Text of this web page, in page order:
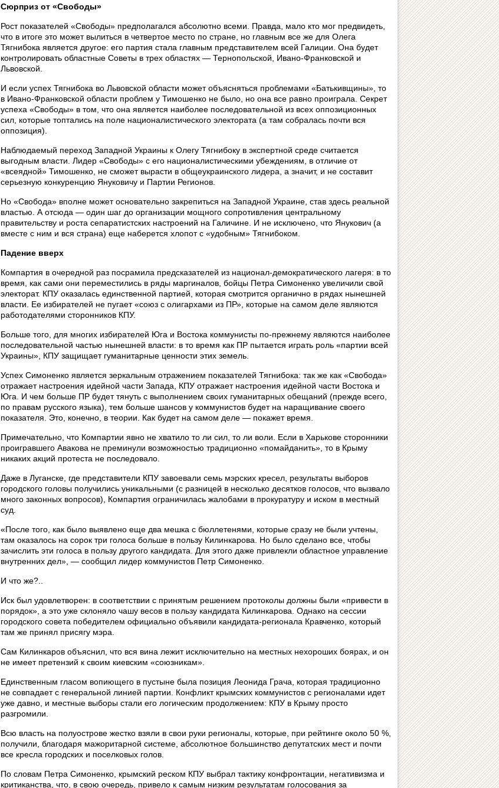
Сюрприз от «Свободы»
Рост показателей «Свободы» предполагался абсолютно всеми. Правда, мало кто мог предвидеть,
что в итоге это может вылиться в четвертое место по стране, но главным все же для Олега
Тягнибока является другое: его партия стала главным представителем всей Галиции. Она будет
контролировать областные Советы в трех областях — Тернопольской, Ивано-Франковской и
Львовской.
И если успех Тягнибока во Львовской области может объясняться проблемами «Батькивщины», то
в Ивано-Франковской области проблем у Тимошенко не было, но она все равно проиграла. Секрет
успеха «Свободы» в том, что она является наиболее последовательной из всех оппозиционных
сил, которые топтались на поле националистического электората (а там собралась почти вся
оппозиция).
Наблюдаемый переход Западной Украины к Олегу Тягнибоку в экспертной среде считается
выгодным власти. Лидер «Свободы» с его националистическими убеждениям, в отличие от
«всеядной» Тимошенко, не сможет вырасти в общеукраинского лидера, а значит, и не составит
серьезную конкуренцию Януковичу и Партии Регионов.
Но «Свобода» вполне может основательно закрепиться на Западной Украине, став здесь реальной
властью. А отсюда — один шаг до организации мощного сопротивления центральному
правительству и роста сепаратистских настроений на Галичине. И не исключено, что Янукович (а
вместе с ним и вся страна) еще наберется хлопот с «удобным» Тягнибоком.
Падение вверх
Компартия в очередной раз посрамила предсказателей из национал‑демократического лагеря: в то
время, как сами они переместились в ряды маргиналов, бойцы Петра Симоненко увеличили свой
электорат. КПУ оказалась единственной партией, которая смотрится органично в рядах нынешней
власти. Ее избирателей не пугает «союз с олигархами из ПР», которые на самом деле являются
работодателями сторонников КПУ.
Больше того, для многих избирателей Юга и Востока коммунисты по‑прежнему являются наиболее
последовательной частью нынешней власти: в то время как ПР пытается играть роль «партии всей
Украины», КПУ защищает гуманитарные ценности этих земель.
Успех Симоненко является зеркальным отражением показателей Тягнибока: так же как «Свобода»
отражает настроения идейной части Запада, КПУ отражает настроения идейной части Востока и
Юга. И чем больше ПР будет тянуть с выполнением своих гуманитарных обещаний (прежде всего,
по правам русского языка), тем больше шансов у коммунистов будет на наращивание своего
показателя. Это, конечно, в теории. Как будет на самом деле — покажет время.
Примечательно, что Компартии явно не хватило то ли сил, то ли воли. Если в Харькове сторонники
проигравшего Авакова не преминули возможностью традиционно «помайданить», то в Крыму
никаких акций протеста не последовало.
Даже в Луганске, где представители КПУ завоевали семь мэрских кресел, результаты выборов
городского головы получились уникальными (с разницей в несколько десятков голосов, что вызвало
много законных вопросов), Компартия ограничилась жалобами в прокуратуру и иском в местный
суд.
«После того, как было выявлено еще два мешка с бюллетенями, которые сразу не были учтены,
там оказалось на сорок три голоса больше в пользу Килинкарова. Но было сделано все, чтобы
зачислить эти голоса в пользу другого кандидата. Для этого даже привлекли областное управление
внутренних дел», — сообщил лидер коммунистов Петр Симоненко.
И что же?..
Иск был удовлетворен: в соответствии с принятым решением протоколы должны были «привести в
порядок», а это уже склоняло чашу весов в пользу кандидата Килинкарова. Однако на сессии
городского совета победителем официально объявили кандидата-регионала Кравченко, который
там же принял присягу мэра.
Сам Килинкаров объяснил, что вся вина лежит исключительно на местных нехороших боярах, и он
не имеет претензий к своим киевским «союзникам».
Единственным гласом вопиющего в пустыне была позиция Леонида Грача, которая традиционно
не совпадает с генеральной линией партии. Конфликт крымских коммунистов с регионалами идет
уже давно, и местные выборы стали его логическим продолжением: КПУ в Крыму просто
разгромили.
Всю власть на полуострове жестко взяли в свои руки регионалы, которые, при рейтинге около 50 %,
получили, благодаря мажоритарной системе, абсолютное большинство депутатских мест и почти
все кресла городских и поселковых голов.
По словам Петра Симоненко, крымский реском КПУ выбрал тактику конфронтации, негативизма и
критиканства, что, в свою очередь, привело к самым низким результатам голосования за